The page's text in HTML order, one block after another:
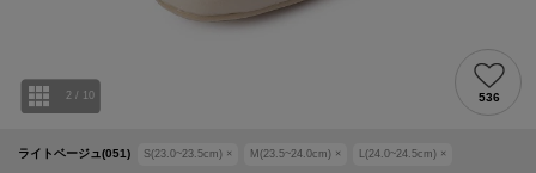
ライトベージュ(051) S(23.0~23.5cm) × M(23.5~24.0cm) × L(24.0~24.5cm) ×
2 / 10 536